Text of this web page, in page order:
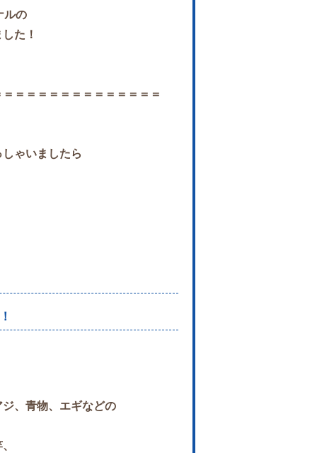
ルの
た！
＝＝＝＝＝＝＝＝＝＝＝＝＝
ゃいましたら
、青物、 エギなどの